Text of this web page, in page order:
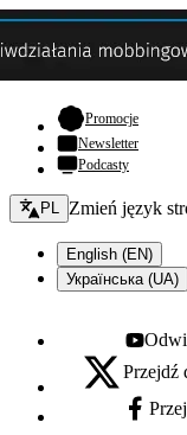
Promocje-
Newsletter
Podcasty
Zmień język - bieżący:
PL Zmień język
English (EN)
Українська (UA)
Youtube -
X - otwiera się w
Przejdź
Facebook